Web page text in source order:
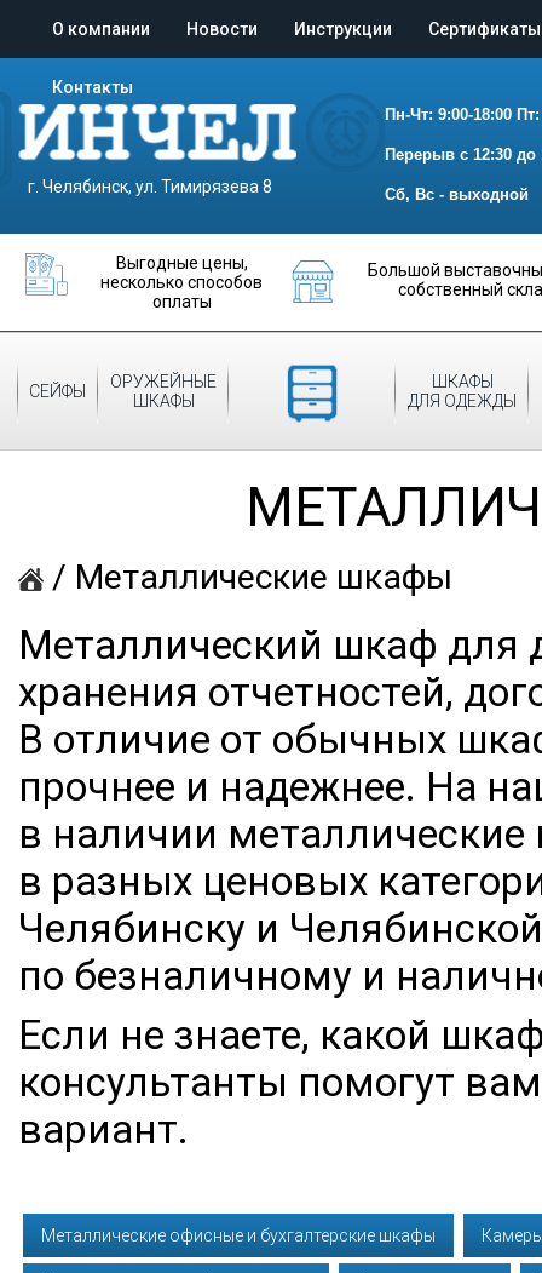
О компании Новости Инструкции Сертификаты
Контакты
г. Челябинск, ул. Тимирязева 8
Пн-Чт: 9:00-18:00
Перерыв с 12:30 до
Сб, Вс - выходной
Выгодные цены,
несколько способов
оплаты
Большой
собственный
СЕЙФЫ
ОРУЖЕЙНЫЕ
ШКАФЫ
МЕТАЛЛИЧЕСКИЕ
ШКАФЫ
ШКАФЫ
ДЛЯ ОДЕЖДЫ
/ Металлические шкафы
Металлический шкаф для
хранения отчетностей,
В отличие от обычных
прочнее и надежнее. На
в наличии
в разных ценовых
Челябинску и
по безналичному и
Если не знаете, какой
консультанты помогут
вариант.
Металлические офисные и бухгалтерские шкафы